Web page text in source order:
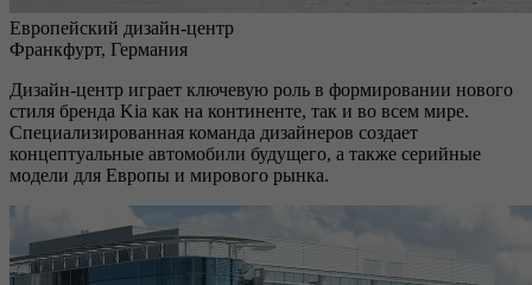
Европейский дизайн-центр
Франкфурт, Германия
Дизайн-центр играет ключевую роль в формировании нового
стиля бренда Kia как на континенте, так и во всем мире.
Специализированная команда дизайнеров создает
концептуальные автомобили будущего, а также серийные
модели для Европы и мирового рынка.